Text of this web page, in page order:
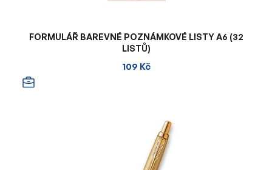
FORMULÁŘ BAREVNÉ POZNÁMKOVÉ LISTY A6 (32
LISTŮ)
109 Kč